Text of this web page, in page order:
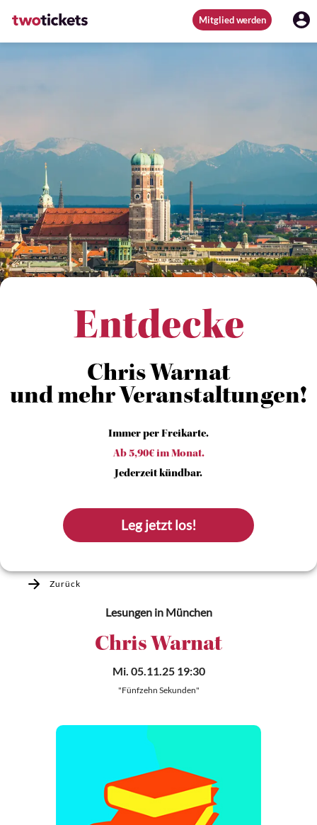
Mitglied werden
Entdecke
Chris Warnat
und mehr Veranstaltungen!
Immer per Freikarte.
Ab 5,90€ im Monat.
Jederzeit kündbar.
Leg jetzt los!
Zurück
Lesungenin München
Chris Warnat
Mi. 05.11.25 19:30
"Fünfzehn Sekunden"